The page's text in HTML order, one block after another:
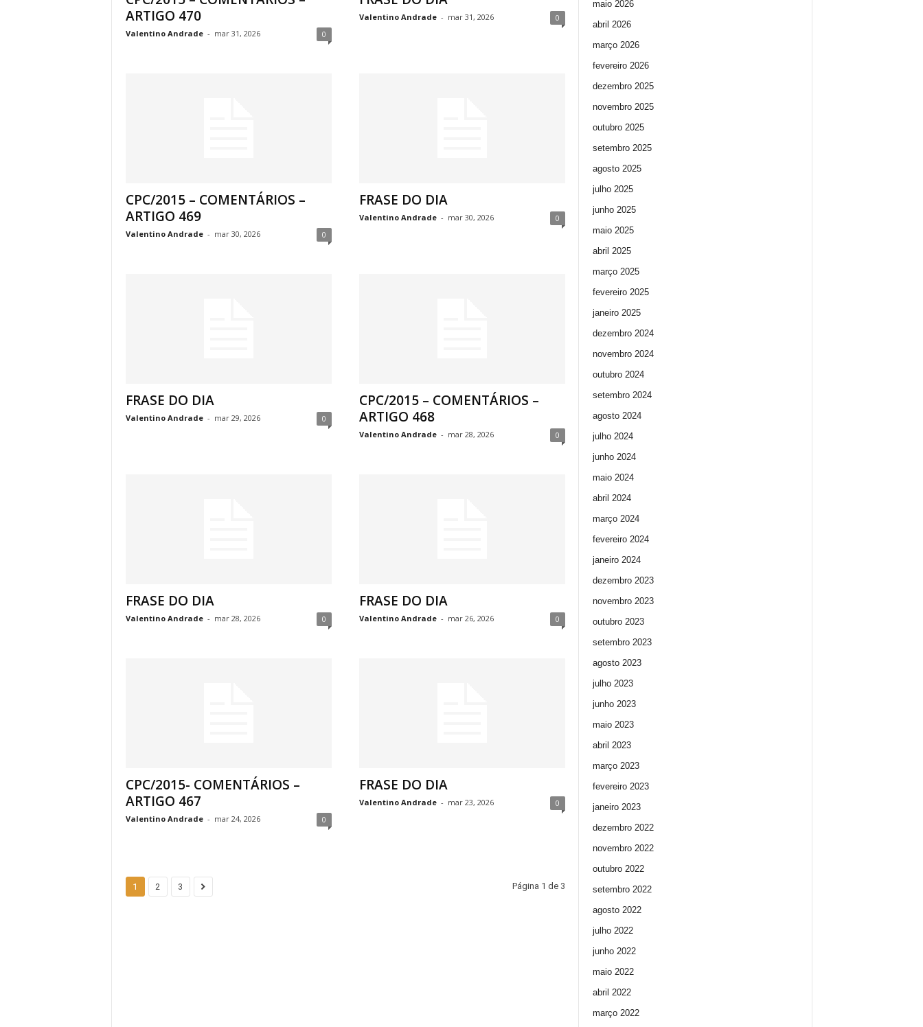
ARTIGO 470
Valentino Andrade - mar 31, 2026 0
Valentino Andrade - mar 31, 2026 0
CPC/2015 – COMENTÁRIOS –
ARTIGO 469
Valentino Andrade - mar 30, 2026 0
FRASE DO DIA
Valentino Andrade - mar 30, 2026 0
FRASE DO DIA
Valentino Andrade - mar 29, 2026 0
CPC/2015 – COMENTÁRIOS –
ARTIGO 468
Valentino Andrade - mar 28, 2026 0
FRASE DO DIA
Valentino Andrade - mar 28, 2026 0
FRASE DO DIA
Valentino Andrade - mar 26, 2026 0
CPC/2015- COMENTÁRIOS –
ARTIGO 467
Valentino Andrade - mar 24, 2026 0
FRASE DO DIA
Valentino Andrade - mar 23, 2026 0
1 2 3 Página 1 de 3
maio 2026
abril 2026
março 2026
fevereiro 2026
dezembro 2025
novembro 2025
outubro 2025
setembro 2025
agosto 2025
julho 2025
junho 2025
maio 2025
abril 2025
março 2025
fevereiro 2025
janeiro 2025
dezembro 2024
novembro 2024
outubro 2024
setembro 2024
agosto 2024
julho 2024
junho 2024
maio 2024
abril 2024
março 2024
fevereiro 2024
janeiro 2024
dezembro 2023
novembro 2023
outubro 2023
setembro 2023
agosto 2023
julho 2023
junho 2023
maio 2023
abril 2023
março 2023
fevereiro 2023
janeiro 2023
dezembro 2022
novembro 2022
outubro 2022
setembro 2022
agosto 2022
julho 2022
junho 2022
maio 2022
abril 2022
março 2022